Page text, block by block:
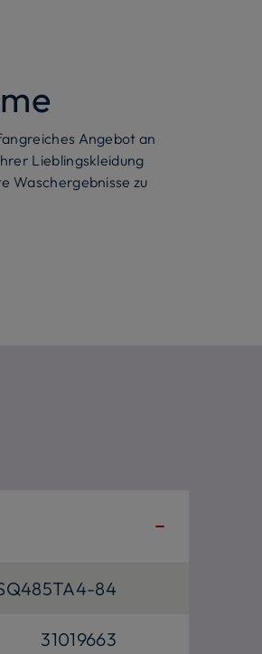
Angebot an
Lieblingskleidung
Waschergebnisse zu
84
31019663